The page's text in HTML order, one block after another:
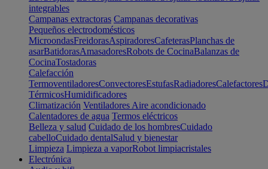
integrables
Campanas extractoras Campanas decorativas
Pequeños electrodomésticos
MicroondasFreidorasAspiradoresCafeterasPlanchas de
asarBatidorasAmasadoresRobots de CocinaBalanzas de
CocinaTostadoras
Calefacción
TermoventiladoresConvectoresEstufasRadiadoresCalefactores
TérmicosHumidificadores
Climatización Ventiladores Aire acondicionado
Calentadores de agua Termos eléctricos
Belleza y salud Cuidado de los hombresCuidado
cabelloCuidado dentalSalud y bienestar
Limpieza Limpieza a vaporRobot limpiacristales
Electrónica